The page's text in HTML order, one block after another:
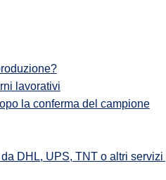
lavorativi
la conferma del campione
DHL, UPS, TNT o altri